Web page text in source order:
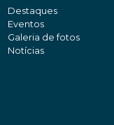
Destaques
Eventos
Galeria de fotos
Notícias